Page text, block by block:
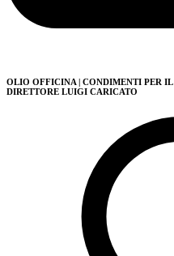
OLIO OFFICINA | CONDIMENTI PER
DIRETTORE LUIGI CARICATO